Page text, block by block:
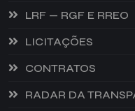
LRF — RGF E RREO
LICITAÇÕES
CONTRATOS
RADAR DA